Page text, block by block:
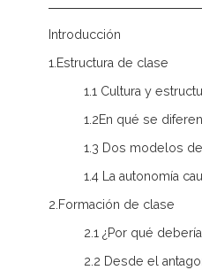
Introducción
1.Estructura de clase
1.1 Cultura y
1.2En qué se
1.3 Dos modelos
1.4 La autonomía
2.Formación de clase
2.1 ¿Por qué
2.2 Desde el